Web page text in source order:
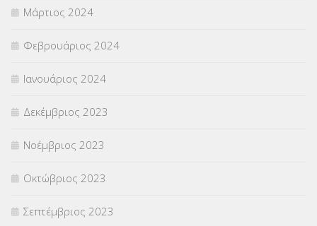
Μάρτιος 2024
Φεβρουάριος 2024
Ιανουάριος 2024
Δεκέμβριος 2023
Νοέμβριος 2023
Οκτώβριος 2023
Σεπτέμβριος 2023